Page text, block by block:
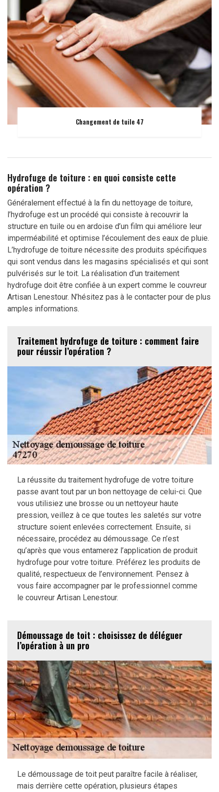
Changement de tuile 47
Hydrofuge de toiture : en quoi consiste cette
opération ?
Généralement effectué à la fin du nettoyage de toiture,
l’hydrofuge est un procédé qui consiste à recouvrir la
structure en tuile ou en ardoise d’un film qui améliore leur
imperméabilité et optimise l’écoulement des eaux de pluie.
L’hydrofuge de toiture nécessite des produits spécifiques
qui sont vendus dans les magasins spécialisés et qui sont
pulvérisés sur le toit. La réalisation d’un traitement
hydrofuge doit être confiée à un expert comme le couvreur
Artisan Lenestour. N’hésitez pas à le contacter pour de plus
amples informations.
Traitement hydrofuge de toiture : comment faire
pour réussir l’opération ?
La réussite du traitement hydrofuge de votre toiture
passe avant tout par un bon nettoyage de celui-ci. Que
vous utilisiez une brosse ou un nettoyeur haute
pression, veillez à ce que toutes les saletés sur votre
structure soient enlevées correctement. Ensuite, si
nécessaire, procédez au démoussage. Ce n’est
qu’après que vous entamerez l’application de produit
hydrofuge pour votre toiture. Préférez les produits de
qualité, respectueux de l’environnement. Pensez à
vous faire accompagner par le professionnel comme
le couvreur Artisan Lenestour.
Démoussage de toit : choisissez de déléguer
l’opération à un pro
Le démoussage de toit peut paraître facile à réaliser,
mais derrière cette opération, plusieurs étapes